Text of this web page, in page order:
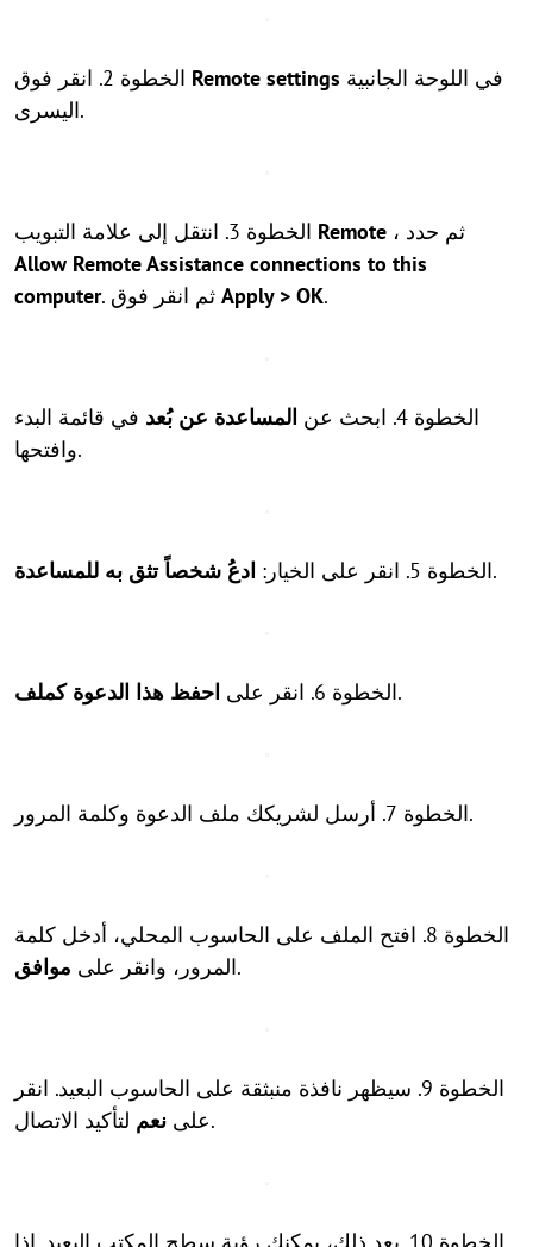
Remote settings
اليسرى.
Remote
، ثم حدد
Allow Remote Assistance connections to this
computer
Apply > OK.
الخطوة 4. ابحث عن المساعدة عن بُعد في قائمة البدء
وافتحها.
الخطوة 5. انقر على الخيار: ادعُ شخصاً تثق به للمساعدة .
الخطوة 6. انقر على احفظ هذا الدعوة كملف .
الخطوة 7. أرسل لشريكك ملف الدعوة وكلمة المرور.
الخطوة 8. افتح الملف على الحاسوب المحلي، أدخل كلمة
المرور، وانقر على موافق .
الخطوة 9. سيظهر نافذة منبثقة على الحاسوب البعيد. انقر
على نعم لتأكيد الاتصال.